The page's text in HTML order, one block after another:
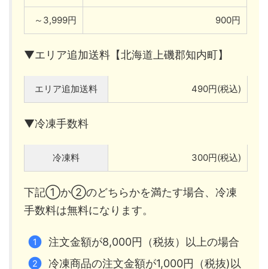
～3,999円 900円
▼エリア追加送料【北海道上磯郡知内町】
エリア追加送料 490円(税込)
▼冷凍手数料
冷凍料 300円(税込)
下記①か②のどちらかを満たす場合、冷凍
手数料は無料になります。
注文金額が8,000円（税抜）以上の場合
冷凍商品の注文金額が1,000円（税抜)以